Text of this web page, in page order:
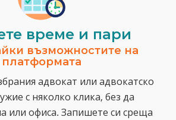
време и пари
възможностите на
платформата
адвокат или адвокатско
с няколко клика, без да
или офиса. Запишете си среща